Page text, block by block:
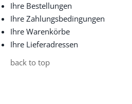
Ihre Bestellungen
Ihre Zahlungsbedingungen
Ihre Warenkörbe
Ihre Lieferadressen
back to top